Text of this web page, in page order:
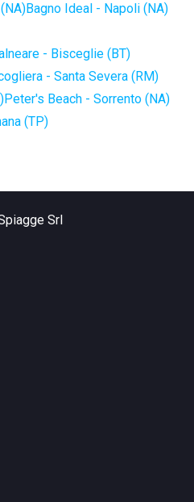
Bagno Ideal - Napoli (NA)
- Bisceglie (BT)
- Santa Severa (RM)
Peter's Beach - Sorrento (NA)
(TP)
Srl